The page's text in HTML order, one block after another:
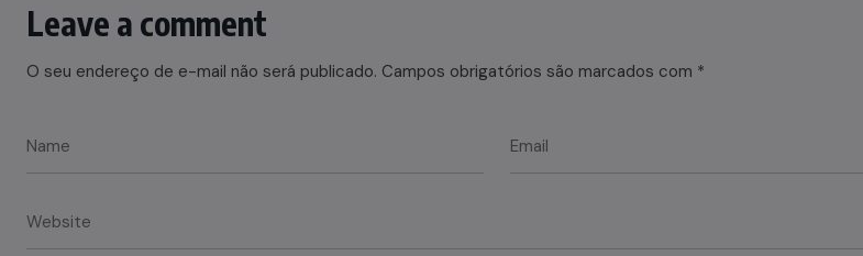
Leave a comment
O seu endereço de e-mail não será publicado. Campos obrigatórios são marcados com *